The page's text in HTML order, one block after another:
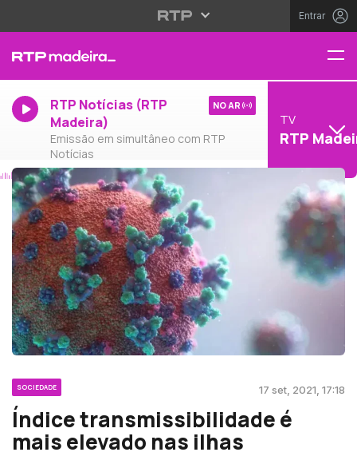
Entrar
RTP Notícias (RTP
Madeira)
Emissão em simultâneo com RTP
Notícias
NO AR
TV
RTP
SOCIEDADE 17 set, 2021, 17:18
Índice transmissibilidade é
mais elevado nas ilhas